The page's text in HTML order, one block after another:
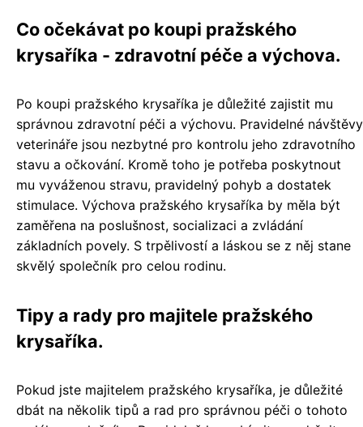
Co očekávat po koupi pražského
krysaříka - zdravotní péče a výchova.
Po koupi pražského krysaříka je důležité zajistit mu
správnou zdravotní péči a výchovu. Pravidelné návštěvy
veterináře jsou nezbytné pro kontrolu jeho zdravotního
stavu a očkování. Kromě toho je potřeba poskytnout
mu vyváženou stravu, pravidelný pohyb a dostatek
stimulace. Výchova pražského krysaříka by měla být
zaměřena na poslušnost, socializaci a zvládání
základních povely. S trpělivostí a láskou se z něj stane
skvělý společník pro celou rodinu.
Tipy a rady pro majitele pražského
krysaříka.
Pokud jste majitelem pražského krysaříka, je důležité
dbát na několik tipů a rad pro správnou péči o tohoto